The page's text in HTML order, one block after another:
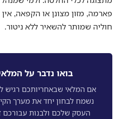
פארמה, מזון מצונן או הקפאה,
חוליה שמותר להשאיר ללא ניטור.
בואו נדבר על
אם המלאי שבאחריותכם רגיש
נשמח לבחון יחד את מערך
העסק שלכם ולבנות עבורכם